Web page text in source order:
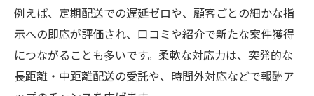
例えば、定期配送での遅延ゼロや、顧客ごとの細かな指
示への即応が評価され、口コミや紹介で新たな案件獲得
につながることも多いです。柔軟な対応力は、突発的な
長距離・中距離配送の受託や、時間外対応などで報酬ア